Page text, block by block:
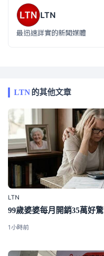
LTN
最迅速詳實的新聞媒體
LTN的其他文章
LTN
99歲婆婆每月開銷35萬好
1小時前